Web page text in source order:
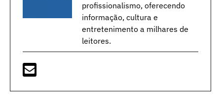
profissionalismo, oferecendo
informação, cultura e
entretenimento a milhares de
leitores.